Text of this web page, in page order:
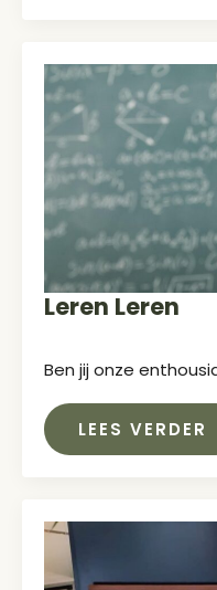
Leren Leren
Ben jij onze
LEES VERDER